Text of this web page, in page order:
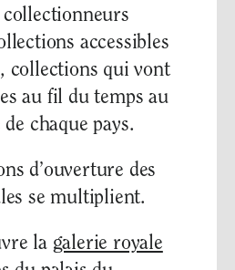
accessibles
collections qui vont
au fil du temps au
chaque pays.
d’ouverture des
se multiplient.
la galerie royale